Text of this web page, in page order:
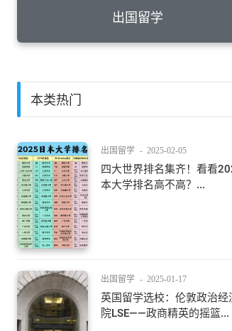
出国留学
本类热门
出国留学 - 2025-02-05
四大世界排名集齐！看看
本大学排名高不高？...
出国留学 - 2025-01-17
英国留学选校：伦敦政治经
院LSE——政商精英的摇篮...